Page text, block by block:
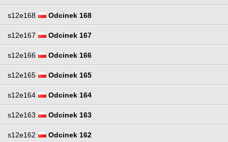
s12e168 Odcinek 168
s12e167 Odcinek 167
s12e166 Odcinek 166
s12e165 Odcinek 165
s12e164 Odcinek 164
s12e163 Odcinek 163
s12e162 Odcinek 162